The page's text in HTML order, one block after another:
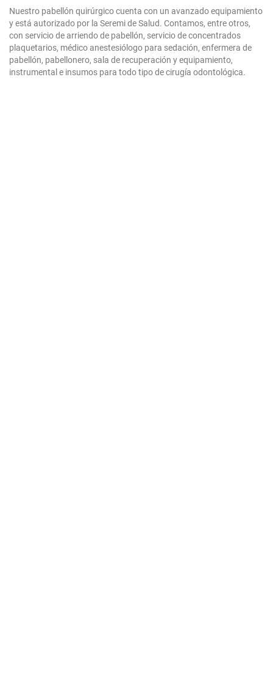
Nuestro pabellón quirúrgico cuenta con un avanzado equipamiento
y está autorizado por la Seremi de Salud. Contamos, entre otros,
con servicio de arriendo de pabellón, servicio de concentrados
plaquetarios, médico anestesiólogo para sedación, enfermera de
pabellón, pabellonero, sala de recuperación y equipamiento,
instrumental e insumos para todo tipo de cirugía odontológica.